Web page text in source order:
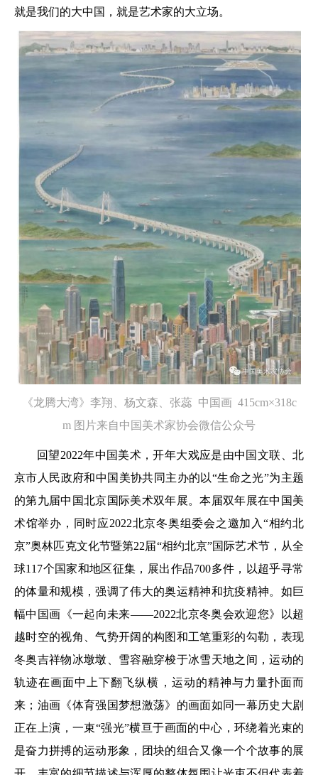
就是我们的大中国，就是艺术家的大立场。
《龙腾大湾》李翔、杨文森、张蕊 中国画 415cm×318c
m 图片来自中国美术家协会微信公众号
回望2022年中国美术，开年大戏应是由中国文联、北
京市人民政府和中国美协共同主办的以“生命之光”为主题
的第九届中国北京国际美术双年展。本届双年展在中国美
术馆举办，同时应2022北京冬奥组委会之邀加入“相约北
京”奥林匹克文化节暨第22届“相约北京”国际艺术节，从全
球117个国家和地区征集，展出作品700多件，以超乎寻常
的体量和规模，强调了伟大的奥运精神和抗疫精神。如巨
幅中国画《一起向未来——2022北京冬奥会欢迎您》以超
越时空的视角、气势开阔的构图和工笔重彩的勾勒，表现
冬奥吉祥物冰墩墩、雪容融穿梭于冰雪天地之间，运动的
轨迹在画面中上下翻飞纵横，运动的精神与力量扑面而
来；油画《体育强国梦想激荡》的画面如同一幕历史大剧
正在上演，一束“强光”横亘于画面的中心，环绕着光束的
是奋力拼搏的运动形象，团块的组合又像一个个故事的展